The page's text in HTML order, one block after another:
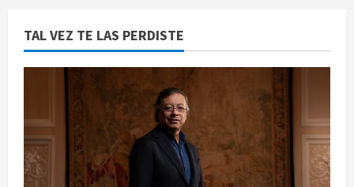
TAL VEZ TE LAS PERDISTE